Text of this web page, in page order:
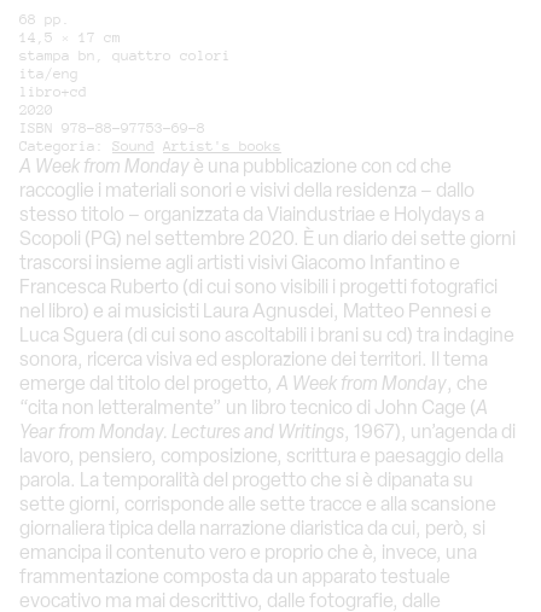
68 pp.
14,5 × 17 cm
stampa bn, quattro colori
ita/eng
libro+cd
2020
ISBN 978-88-97753-69-8
Categoria: Sound Artist's books
A Week from Monday è una pubblicazione con cd che
raccoglie i materiali sonori e visivi della residenza – dallo
stesso titolo – organizzata da Viaindustriae e Holydays a
Scopoli (PG) nel settembre 2020. È un diario dei sette giorni
trascorsi insieme agli artisti visivi Giacomo Infantino e
Francesca Ruberto (di cui sono visibili i progetti fotografici
nel libro) e ai musicisti Laura Agnusdei, Matteo Pennesi e
Luca Sguera (di cui sono ascoltabili i brani su cd) tra indagine
sonora, ricerca visiva ed esplorazione dei territori. Il tema
emerge dal titolo del progetto, A Week from Monday, che
“cita non letteralmente” un libro tecnico di John Cage (A
Year from Monday. Lectures and Writings, 1967), un’agenda di
lavoro, pensiero, composizione, scrittura e paesaggio della
parola. La temporalità del progetto che si è dipanata su
sette giorni, corrisponde alle sette tracce e alla scansione
giornaliera tipica della narrazione diaristica da cui, però, si
emancipa il contenuto vero e proprio che è, invece, una
frammentazione composta da un apparato testuale
evocativo ma mai descrittivo, dalle fotografie, dalle